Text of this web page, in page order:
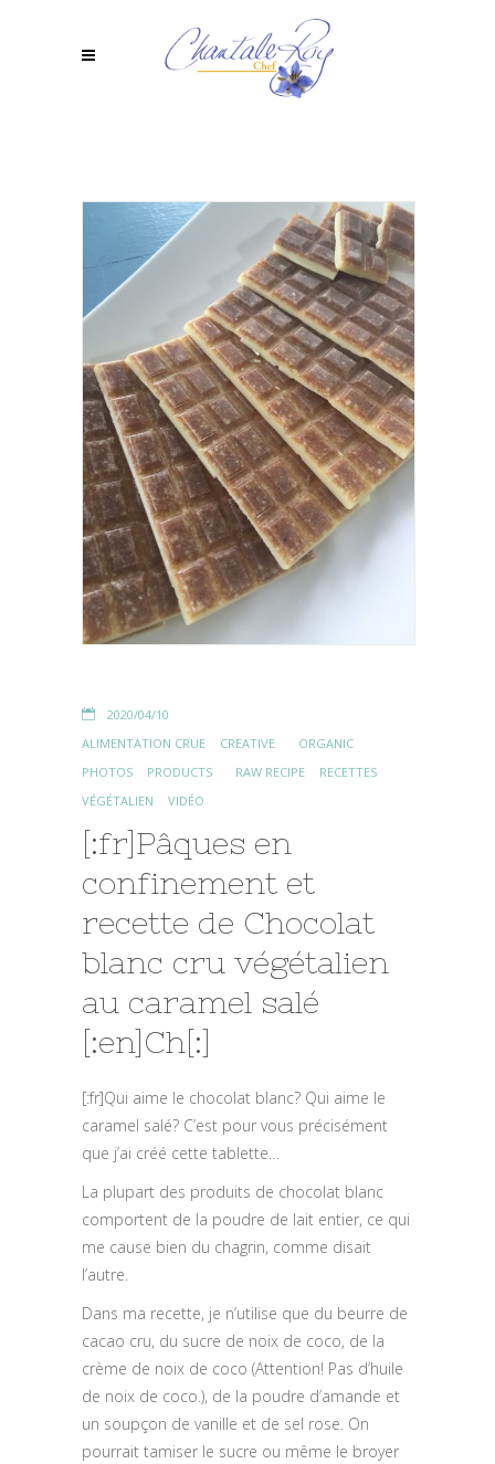
2020/04/10
ALIMENTATION CRUE
CREATIVE
ORGANIC
PHOTOS
PRODUCTS RAW RECIPE
RECETTES
VÉGÉTALIEN
VIDÉO
[:fr]Pâques en
confinement et
recette de Chocolat
blanc cru végétalien
au caramel salé
[:en]Ch[:]
[:fr]Qui aime le chocolat blanc? Qui aime le
caramel salé? C’est pour vous précisément
que j’ai créé cette tablette…
La plupart des produits de chocolat blanc
comportent de la poudre de lait entier, ce qui
me cause bien du chagrin, comme disait
l’autre.
Dans ma recette, je n’utilise que du beurre de
cacao cru, du sucre de noix de coco, de la
crème de noix de coco (Attention! Pas d’huile
de noix de coco.), de la poudre d’amande et
un soupçon de vanille et de sel rose. On
pourrait tamiser le sucre ou même le broyer